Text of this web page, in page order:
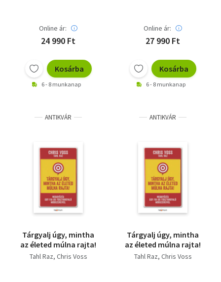
Online ár:
24 990 Ft
Kosárba
6 - 8 munkanap
Online ár:
27 990 Ft
Kosárba
6 - 8 munkanap
ANTIKVÁR
Tárgyalj úgy, mintha
az életed múlna rajta!
Tahl Raz Chris Voss
ANTIKVÁR
Tárgyalj úgy, mintha
az életed múlna rajta!
Tahl Raz Chris Voss